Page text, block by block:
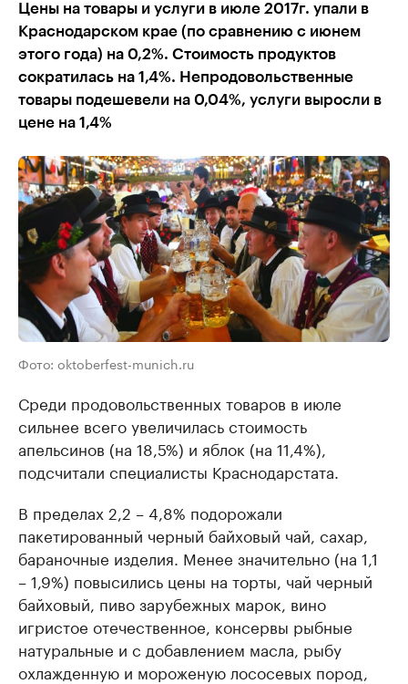
Цены на товары и услуги в июле 2017г. упали в
Краснодарском крае (по сравнению с июнем
этого года) на 0,2%. Стоимость продуктов
сократилась на 1,4%. Непродовольственные
товары подешевели на 0,04%, услуги выросли в
цене на 1,4%
Фото: oktoberfest-munich.ru
Среди продовольственных товаров в июле
сильнее всего увеличилась стоимость
апельсинов (на 18,5%) и яблок (на 11,4%),
подсчитали специалисты Краснодарстата.
В пределах 2,2 – 4,8% подорожали
пакетированный черный байховый чай, сахар,
бараночные изделия. Менее значительно (на 1,1
– 1,9%) повысились цены на торты, чай черный
байховый, пиво зарубежных марок, вино
игристое отечественное, консервы рыбные
натуральные и с добавлением масла, рыбу
охлажденную и мороженую лососевых пород,